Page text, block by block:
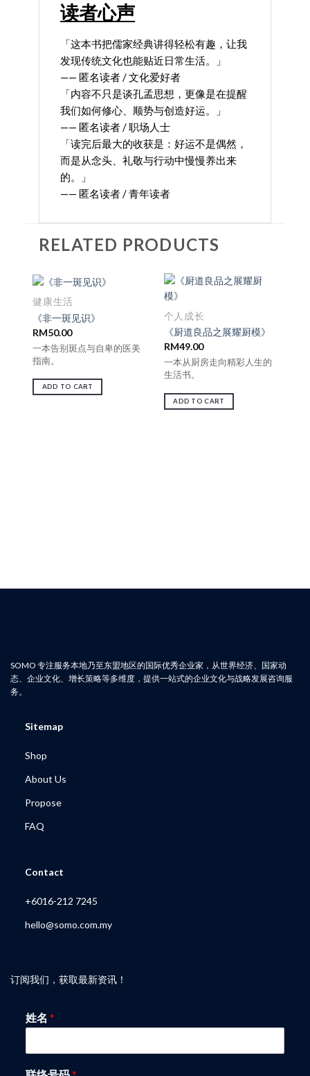
读者心声
「这本书把儒家经典讲得轻松有趣，让我
发现传统文化也能贴近日常生活。」
—— 匿名读者 / 文化爱好者
「内容不只是谈孔孟思想，更像是在提醒
我们如何修心、顺势与创造好运。」
—— 匿名读者 / 职场人士
「读完后最大的收获是：好运不是偶然，
而是从念头、礼敬与行动中慢慢养出来
的。」
—— 匿名读者 / 青年读者
RELATED PRODUCTS
健康生活
《非一斑见识》
RM50.00
一本告别斑点与自卑的医美
指南。
ADD TO CART
个人成长
《厨道良品之展耀厨模》
RM49.00
一本从厨房走向精彩人生的
生活书。
ADD TO CART
SOMO 专注服务本地乃至东盟地区的国际优秀企业家，从世界经济、国家动
态、企业文化、增长策略等多维度，提供一站式的企业文化与战略发展咨询服
务。
Sitemap
Shop
About Us
Propose
FAQ
Contact
+6016-212 7245
hello@somo.com.my
订阅我们，获取最新资讯！
姓名 *